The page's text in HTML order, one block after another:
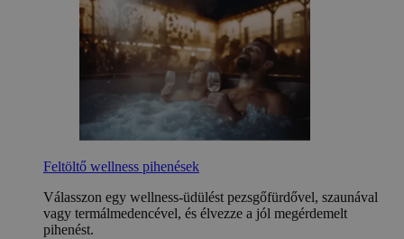
Feltöltő wellness pihenések
Válasszon egy wellness-üdülést pezsgőfürdővel, szaunával
vagy termálmedencével, és élvezze a jól megérdemelt
pihenést.